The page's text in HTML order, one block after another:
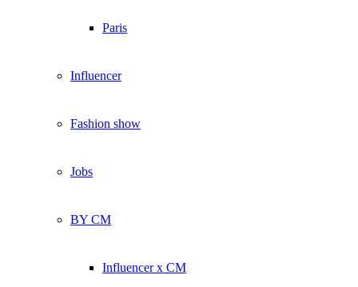
Paris
Influencer
Fashion show
Jobs
BY CM
Influencer x CM